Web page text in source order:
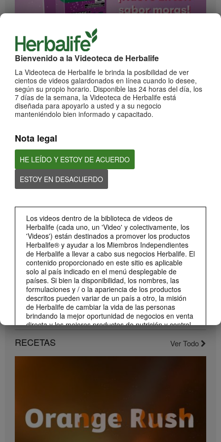
Bienvenido a la Videoteca de Herbalife
La Videoteca de Herbalife le brinda la posibilidad de ver
cientos de videos galardonados en línea cuando lo desee,
según su propio horario. Disponible las 24 horas del día, los
7 días de la semana, la Videoteca de Herbalife está
diseñada para apoyarlo a usted y a su negocio
manteniéndolo bien informado y capacitado.
Nota legal
HE LEÍDO Y ESTOY DE ACUERDO
ESTOY EN DESACUERDO
Los videos dentro de la biblioteca de videos de
Herbalife (cada uno, un 'Video' y colectivamente, los
'Videos') están destinados a promover los productos
Herbalife® y ayudar a los Miembros Independientes
de Herbalife a llevar a cabo sus negocios Herbalife. El
contenido proporcionado en este sitio es aplicable
solo al país indicado en el menú desplegable de
países. Si bien la disponibilidad, los nombres, las
formulaciones y / o la apariencia de los productos
descritos pueden variar de un país a otro, la misión
de Herbalife de cambiar la vida de las personas
brindando la mejor oportunidad de negocios en venta
directa y los mejores productos de nutrición y control
Los Videos pueden incluir volúmenes de ventas o
experiencias de ganancias de varios Miembros
lo que ganará. Para obtener los datos de desempeño
financiero promedio más recientes aplicables a la
Región en la que realiza su negocio, consulte
Herbalife.com o MyHerbalife.com.
¡Impulsa cada momento! Nuevo Liftoff sabor Moras
Conoce el nuevo sabor mora de esta bebida efervescente que le dará impulso a
cada momento
1:22
Compártelo con todos tus clientes y conocidos.
RECETAS Ver Todo